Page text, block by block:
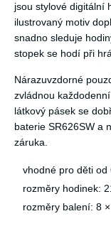
jsou stylové digitální
ilustrovaný motiv
snadno sleduje
stopek se hodí při
Nárazuvzdorné
zvládnou
látkový pásek se
baterie SR626SW a
záruka.
vhodné pro děti od
rozměry hodinek:
rozměry balení: 8